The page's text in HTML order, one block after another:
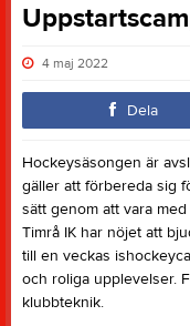
4 maj 2022
Dela
Hockeysäsongen är
gäller att förbereda sig
sätt genom att vara
Timrå IK har nöjet att
till en veckas
och roliga upplevelser.
klubbteknik.